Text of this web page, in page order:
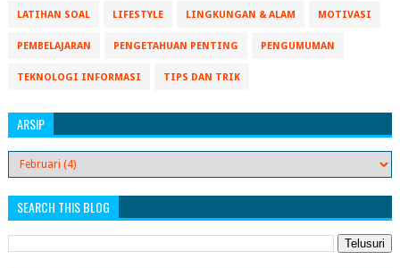
LATIHAN SOAL LIFESTYLE LINGKUNGAN & ALAM MOTIVASI
PEMBELAJARAN PENGETAHUAN PENTING PENGUMUMAN
TEKNOLOGI INFORMASI TIPS DAN TRIK
ARSIP
SEARCH THIS BLOG